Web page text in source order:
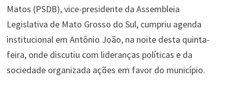
Matos (PSDB), vice-presidente da Assembleia
Legislativa de Mato Grosso do Sul, cumpriu agenda
institucional em Antônio João, na noite desta quinta-
feira, onde discutiu com lideranças políticas e da
sociedade organizada ações em favor do município.